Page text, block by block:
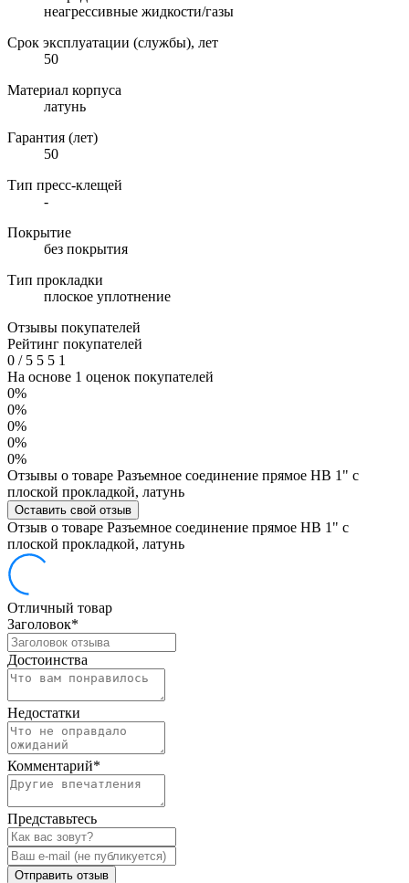
неагрессивные жидкости/газы
Срок эксплуатации (службы), лет
50
Материал корпуса
латунь
Гарантия (лет)
50
Тип пресс-клещей
-
Покрытие
без покрытия
Тип прокладки
плоское уплотнение
Отзывы покупателей
Рейтинг покупателей
0 /5 5 5 1
На основе 1 оценок покупателей
0%
0%
0%
0%
0%
Отзывы о товаре Разъемное соединение прямое НВ 1" с
плоской прокладкой, латунь
Оставить свой отзыв
Отзыв о товаре Разъемное соединение прямое НВ 1" с
плоской прокладкой, латунь
Отличный товар
Заголовок*
Достоинства
Недостатки
Комментарий*
Представьтесь
Отправить отзыв